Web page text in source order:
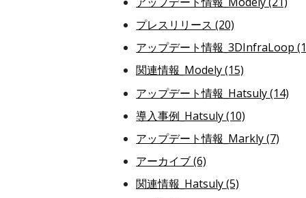
プレスリリース(20)
アップデート情報_3DInfraLoop
関連情報_Modely(15)
アップデート情報_Hatsuly(14)
導入事例_Hatsuly(10)
アップデート情報_Markly(7)
アーカイブ(6)
関連情報_Hatsuly(5)